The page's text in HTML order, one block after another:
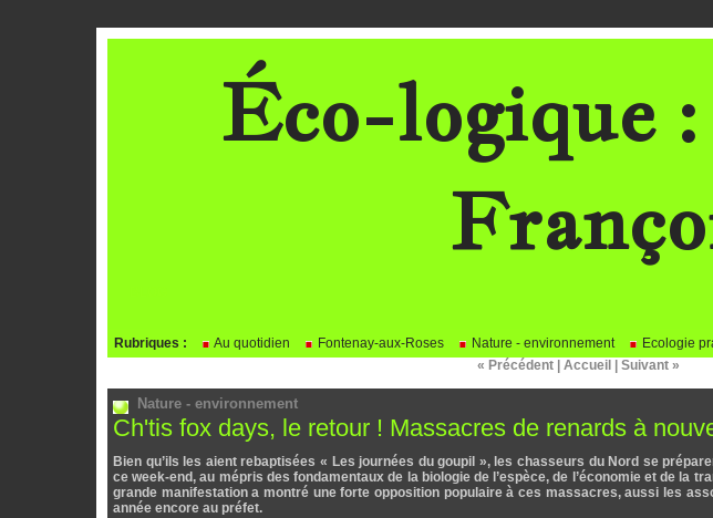
Éco-logique
Rubriques : Au quotidien Fontenay-aux-Roses Nature - environnement Ecologie
« Précédent
Accueil Suivant »
Nature - environnement
Ch'tis fox days, le retour ! Massacres de renards à
Bien qu’ils les aient rebaptisées « Les journées du goupil », les chasseurs du Nord se
ce week-end, au mépris des fondamentaux de la biologie de l’espèce, de l’économie et de la
grande manifestation a montré une forte opposition populaire à ces massacres, aussi les
année encore au préfet.